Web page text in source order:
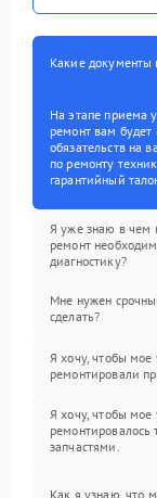
Какие документы
На этапе приема
ремонт вам будет
обязательств на
по ремонту
гарантийный
Я уже знаю в чем
ремонт
диагностику?
Мне нужен
сделать?
Я хочу, чтобы мое
ремонтировали
Я хочу, чтобы мое
ремонтировалось
запчастями.
Как я узнаю, что